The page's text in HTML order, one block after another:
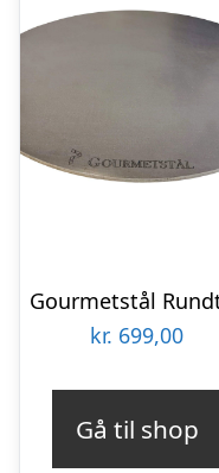
kr. 699,00
Gå til shop